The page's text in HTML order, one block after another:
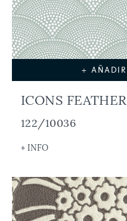
+
ICONS
122/10036
+ INFO